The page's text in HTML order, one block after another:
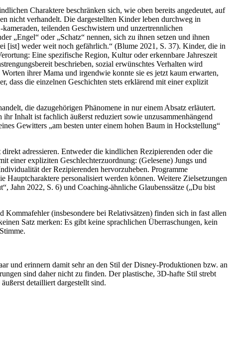
Charaktere beschränken sich, wie oben bereits angedeutet, auf
nicht verhandelt. Die dargestellten Kinder leben durchweg in
teilenden Geschwistern und unzertrennlichen
„Engel“ oder „Schatz“ nennen, sich zu ihnen setzen und ihnen
[ist] weder weit noch gefährlich.“ (Blume 2021, S. 37). Kinder, die in
Eine spezifische Region, Kultur oder erkennbare Jahreszeit
beschrieben, sozial erwünschtes Verhalten wird
ihrer Mama und irgendwie konnte sie es jetzt kaum erwarten,
dass die einzelnen Geschichten stets erklärend mit einer explizit
die dazugehörigen Phänomene in nur einem Absatz erläutert.
Inhalt ist fachlich äußerst reduziert sowie unzusammenhängend
Gewitters „am besten unter einem hohen Baum in Hockstellung“
adressieren. Entweder die kindlichen Rezipierenden oder die
einer expliziten Geschlechterzuordnung: (Gelesene) Jungs und
der Rezipierenden hervorzuheben. Programme
Hauptcharaktere personalisiert werden können. Weitere Zielsetzungen
Jahn 2022, S. 6) und Coaching-ähnliche Glaubenssätze („Du bist
(insbesondere bei Relativsätzen) finden sich in fast allen
Satz merken: Es gibt keine sprachlichen Überraschungen, kein
und erinnern damit sehr an den Stil der Disney-Produktionen bzw. an
sind daher nicht zu finden. Der plastische, 3D-hafte Stil strebt
detailliert dargestellt sind.